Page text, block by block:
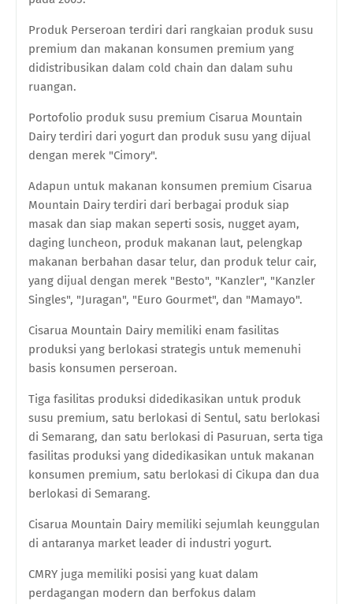
Produk Perseroan terdiri dari rangkaian produk susu
premium dan makanan konsumen premium yang
didistribusikan dalam cold chain dan dalam suhu
ruangan.
Portofolio produk susu premium Cisarua Mountain
Dairy terdiri dari yogurt dan produk susu yang dijual
dengan merek "Cimory".
Adapun untuk makanan konsumen premium Cisarua
Mountain Dairy terdiri dari berbagai produk siap
masak dan siap makan seperti sosis, nugget ayam,
daging luncheon, produk makanan laut, pelengkap
makanan berbahan dasar telur, dan produk telur cair,
yang dijual dengan merek "Besto", "Kanzler", "Kanzler
Singles", "Juragan", "Euro Gourmet", dan "Mamayo".
Cisarua Mountain Dairy memiliki enam fasilitas
produksi yang berlokasi strategis untuk memenuhi
basis konsumen perseroan.
Tiga fasilitas produksi didedikasikan untuk produk
susu premium, satu berlokasi di Sentul, satu berlokasi
di Semarang, dan satu berlokasi di Pasuruan, serta tiga
fasilitas produksi yang didedikasikan untuk makanan
konsumen premium, satu berlokasi di Cikupa dan dua
berlokasi di Semarang.
Cisarua Mountain Dairy memiliki sejumlah keunggulan
di antaranya market leader di industri yogurt.
CMRY juga memiliki posisi yang kuat dalam
perdagangan modern dan berfokus dalam